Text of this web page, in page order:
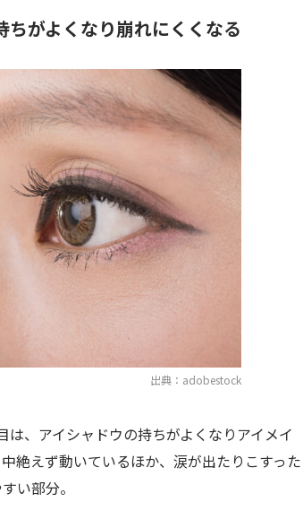
がよくなり崩れにくくなる
出典：adobestock
、アイシャドウの持ちがよくなりアイメイ
絶えず動いているほか、涙が出たりこすった
い部分。